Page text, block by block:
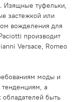
Изящные туфельки,
застежкой или
вожделения для
производит
Versace, Romeo
моды и
тенденциям, а
обладателей быть